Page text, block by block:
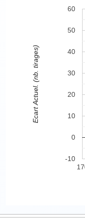
-10
0
10
20
30
40
50
60
Ecart Actuel. (nb. tirages)